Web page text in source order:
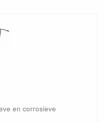
en corrosieve